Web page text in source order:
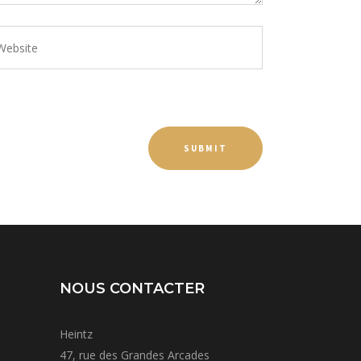
NOUS CONTACTER
Heintz
47, rue des Grandes Arcades